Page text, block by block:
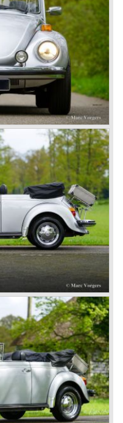
1600 cc. in the final
four passenger
was built by Karmann in
was built until the
in the year 1980.
another Volkswagen
of Germany, this
scarce two seater
a cult car in the
century (think back of
a VW Beetle named
produced in Mexico.
south American market
cooled Volkswagen
Beetle's have
production.